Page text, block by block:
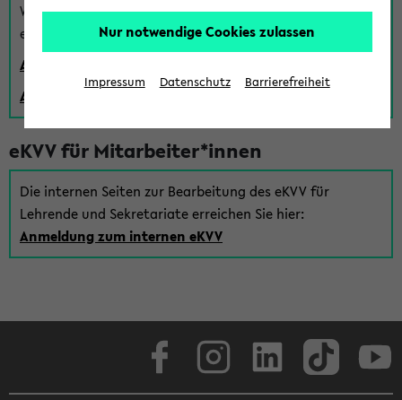
Wenn Sie (noch) kein Uni Login haben, können Sie das
eKVV auch über einen Gastzugang verwenden:
Anmeldung über einen vorhandenen Gastzugang
Anlegen eines neuen Gastzugangs
eKVV für Mitarbeiter*innen
Die internen Seiten zur Bearbeitung des eKVV für
Lehrende und Sekretariate erreichen Sie hier:
Anmeldung zum internen eKVV
Nur notwendige Cookies zulassen
Impressum Datenschutz Barrierefreiheit